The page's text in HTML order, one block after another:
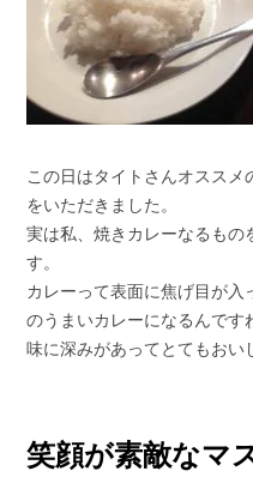
この日はタイトさんオススメ
をいただきました。
実は私、焼きカレーなるもの
す。
カレーって表面に焦げ目が入
のうまいカレーになるんです
味に深みがあってとてもおい
笑顔が素敵なマ